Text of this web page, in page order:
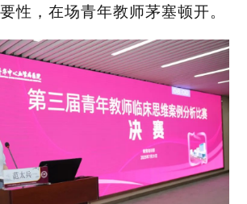
性，在场青年教师茅塞顿开。